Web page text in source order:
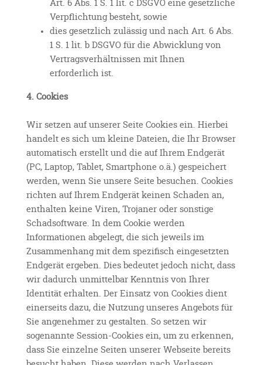
Art. 6 Abs. 1 S. 1 lit. c DSGVO eine gesetzliche
Verpflichtung besteht, sowie
dies gesetzlich zulässig und nach Art. 6 Abs.
1 S. 1 lit. b DSGVO für die Abwicklung von
Vertragsverhältnissen mit Ihnen
erforderlich ist.
4. Cookies
Wir setzen auf unserer Seite Cookies ein. Hierbei
handelt es sich um kleine Dateien, die Ihr Browser
automatisch erstellt und die auf Ihrem Endgerät
(PC, Laptop, Tablet, Smartphone o.ä.) gespeichert
werden, wenn Sie unsere Seite besuchen. Cookies
richten auf Ihrem Endgerät keinen Schaden an,
enthalten keine Viren, Trojaner oder sonstige
Schadsoftware. In dem Cookie werden
Informationen abgelegt, die sich jeweils im
Zusammenhang mit dem spezifisch eingesetzten
Endgerät ergeben. Dies bedeutet jedoch nicht, dass
wir dadurch unmittelbar Kenntnis von Ihrer
Identität erhalten. Der Einsatz von Cookies dient
einerseits dazu, die Nutzung unseres Angebots für
Sie angenehmer zu gestalten. So setzen wir
sogenannte Session-Cookies ein, um zu erkennen,
dass Sie einzelne Seiten unserer Webseite bereits